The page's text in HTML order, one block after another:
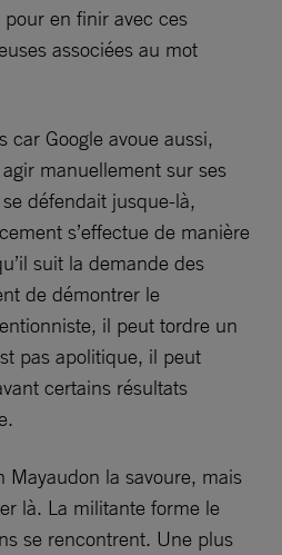
en finir avec ces
associées au mot
car Google avoue aussi,
manuellement sur ses
défendait jusque-là,
s’effectue de manière
suit la demande des
de démontrer le
il peut tordre un
pas apolitique, il peut
certains résultats
Mayaudon la savoure, mais
là. La militante forme le
se rencontrent. Une plus